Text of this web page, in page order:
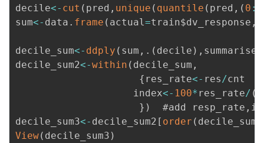
decile<- cut ( pred , unique ( quantile ( pred , ( 0 :
sum<- data . frame ( actual =train$dv_response ,
decile_sum<- ddply ( sum , . ( decile ) , summarise
decile_sum2<-within ( decile_sum ,
{ res_rate<- res /cnt
                    index
<- 100* res_rate/ (
} )
  #add resp_rate
,
decile_sum3<- decile_sum2 [ order ( decile_sum2
View( decile_sum3 )